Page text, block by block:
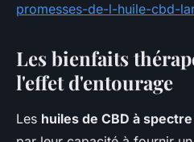
promesses-de-l-huile-cbd-
Les bienfaits
l'effet d'entourage
Les huiles de CBD à